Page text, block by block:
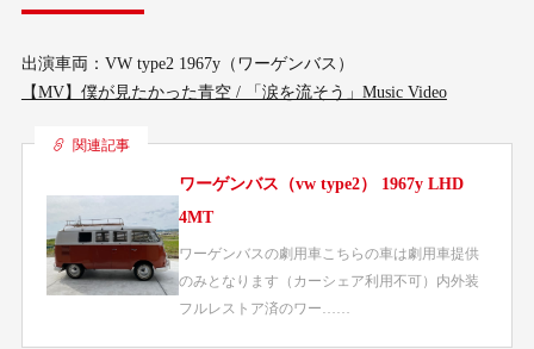
出演車両：VW type2 1967y（ワーゲンバス）
【MV】僕が見たかった青空 / 「涙を流そう」Music Video
関連記事
ワーゲンバス（vw type2） 1967y LHD
4MT
ワーゲンバスの劇用車こちらの車は劇用車提供
のみとなります（カーシェア利用不可）内外装
フルレストア済のワー……